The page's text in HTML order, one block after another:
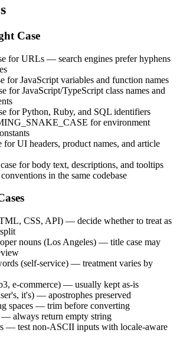
Case
for URLs — search engines prefer hyphens
for JavaScript variables and function names
for JavaScript/TypeScript class names and
for Python, Ruby, and SQL identifiers
for environment
for UI headers, product names, and article
for body text, descriptions, and tooltips
in the same codebase
CSS, API) — decide whether to treat as
nouns (Los Angeles) — title case may
(self-service) — treatment varies by
e-commerce) — usually kept as-is
it's) — apostrophes preserved
spaces — trim before converting
always return empty string
— test non-ASCII inputs with locale-aware